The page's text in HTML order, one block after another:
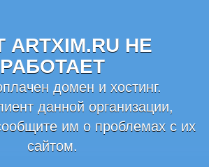
ARTXIM.RU НЕ
РАБОТАЕТ
домен и хостинг.
данной организации,
им о проблемах с их
сайтом.